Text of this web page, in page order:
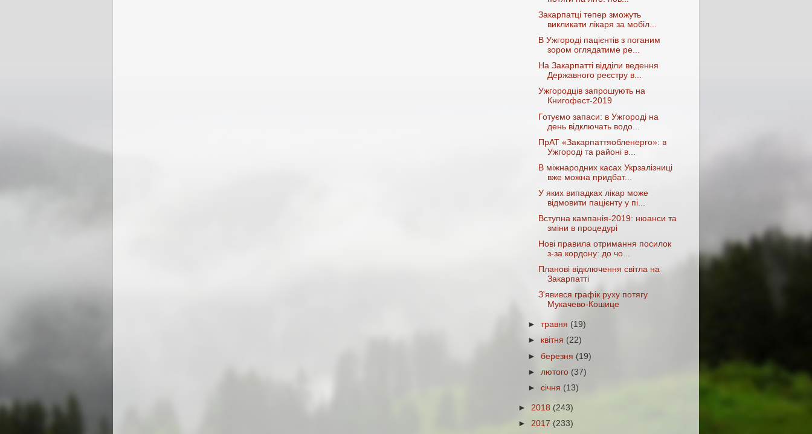
Закарпатці тепер зможуть
викликати лікаря за мобіл...
В Ужгороді пацієнтів з поганим
зором оглядатиме ре...
На Закарпатті відділи ведення
Державного реєстру в...
Ужгородців запрошують на
Книгофест-2019
Готуємо запаси: в Ужгороді на
день відключать водо...
ПрАТ «Закарпаттяобленерго»: в
Ужгороді та районі в...
В міжнародних касах Укрзалізниці
вже можна придбат...
У яких випадках лікар може
відмовити пацієнту у пі...
Вступна кампанія-2019: нюанси та
зміни в процедурі
Нові правила отримання посилок
з-за кордону: до чо...
Планові відключення світла на
Закарпатті
З'явився графік руху потягу
Мукачево-Кошице
►травня (19)
► квітня (22)
►березня (19)
► лютого (37)
►січня (13)
► 2018 (243)
► 2017 (233)